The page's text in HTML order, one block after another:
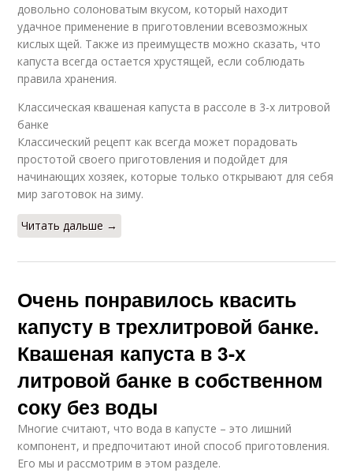
довольно солоноватым вкусом, который находит
удачное применение в приготовлении всевозможных
кислых щей. Также из преимуществ можно сказать, что
капуста всегда остается хрустящей, если соблюдать
правила хранения.
Классическая квашеная капуста в рассоле в 3-х литровой
банке
Классический рецепт как всегда может порадовать
простотой своего приготовления и подойдет для
начинающих хозяек, которые только открывают для себя
мир заготовок на зиму.
Читать дальше →
Очень понравилось квасить
капусту в трехлитровой банке.
Квашеная капуста в 3-х
литровой банке в собственном
соку без воды
Многие считают, что вода в капусте – это лишний
компонент, и предпочитают иной способ приготовления.
Его мы и рассмотрим в этом разделе.